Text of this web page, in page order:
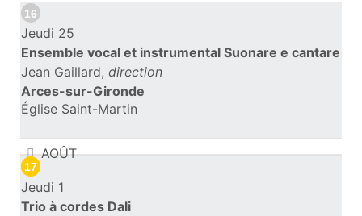
16
Jeudi 25
Ensemble vocal et instrumental Suonare e cantare
Jean Gaillard, direction
Arces-sur-Gironde
Église Saint-Martin
AOÛT
17
Jeudi 1
Trio à cordes Dali